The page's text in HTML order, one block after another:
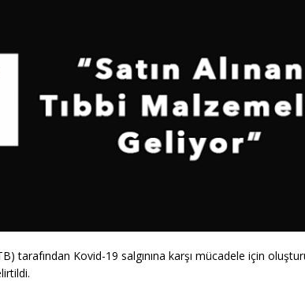
tarafından Kovid-19 salgınına karşı mücadele için